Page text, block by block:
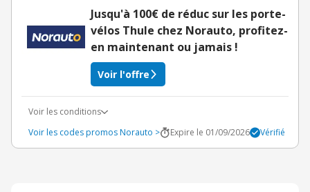
Jusqu'à 100€ de réduc sur les porte-
vélos Thule chez Norauto, profitez-
en maintenant ou jamais !
Voir l'offre
Voir les conditions
Voir les codes promos Norauto >
Expire le 01/09/2026 Vérifié